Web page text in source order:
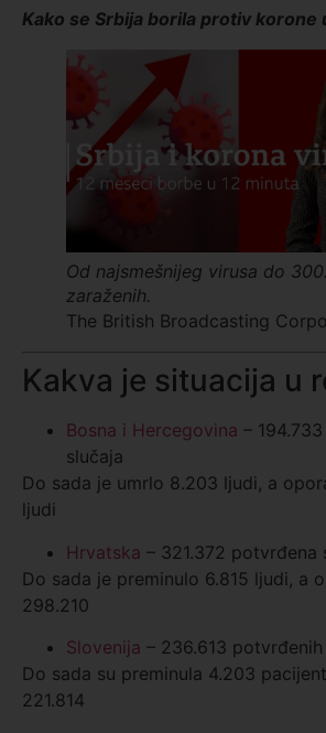
Kako se Srbija borila protiv korone
Od najsmešnijeg virusa do
zaraženih.
The British Broadcasting
Kakva je situacija u
Bosna i Hercegovina –
slučaja
Do sada je umrlo 8.203 ljudi, a
ljudi
Hrvatska – 321.372 potvrđena
Do sada je preminulo 6.815 ljudi, a
298.210
Slovenija – 236.613
Do sada su preminula 4.203
221.814